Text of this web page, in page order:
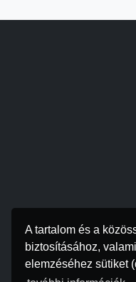
A tartalom és a
biztosításához,
elemzéséhez sütiket